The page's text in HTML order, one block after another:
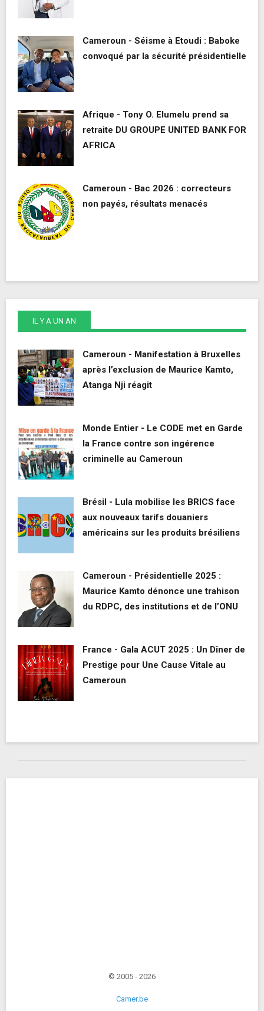
Cameroun - Séisme à Etoudi : Baboke
convoqué par la sécurité présidentielle
Afrique - Tony O. Elumelu prend sa
retraite DU GROUPE UNITED BANK FOR
AFRICA
Cameroun - Bac 2026 : correcteurs
non payés, résultats menacés
IL Y A UN AN
Cameroun - Manifestation à Bruxelles
après l’exclusion de Maurice Kamto,
Atanga Nji réagit
Monde Entier - Le CODE met en Garde
la France contre son ingérence
criminelle au Cameroun
Brésil - Lula mobilise les BRICS face
aux nouveaux tarifs douaniers
américains sur les produits brésiliens
Cameroun - Présidentielle 2025 :
Maurice Kamto dénonce une trahison
du RDPC, des institutions et de l’ONU
France - Gala ACUT 2025 : Un Dîner de
Prestige pour Une Cause Vitale au
Cameroun
© 2005 - 2026
Camer.be